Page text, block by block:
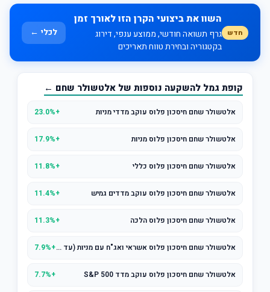
חדש
השוו את ביצועי הקרן הזו לאורך זמן
גרף תשואה חודשי, ממוצע ענפי, דירוג
בקטגוריה ובחירת טווח תאריכים
לכלי ←
קופת גמל להשקעה נוספות של אלטשולר שחם ←
אלטשולר שחם חיסכון פלוס עוקב מדדי מניות +23.0%
אלטשולר שחם חיסכון פלוס מניות +17.9%
אלטשולר שחם חיסכון פלוס כללי +11.8%
אלטשולר שחם חיסכון פלוס עוקב מדדים גמיש +11.4%
אלטשולר שחם חיסכון פלוס הלכה +11.3%
אלטשולר שחם חיסכון פלוס אשראי ואג"ח עם מניות (עד 25% במניות)+7.9%
אלטשולר שחם חיסכון פלוס עוקב מדד S&P 500 +7.7%